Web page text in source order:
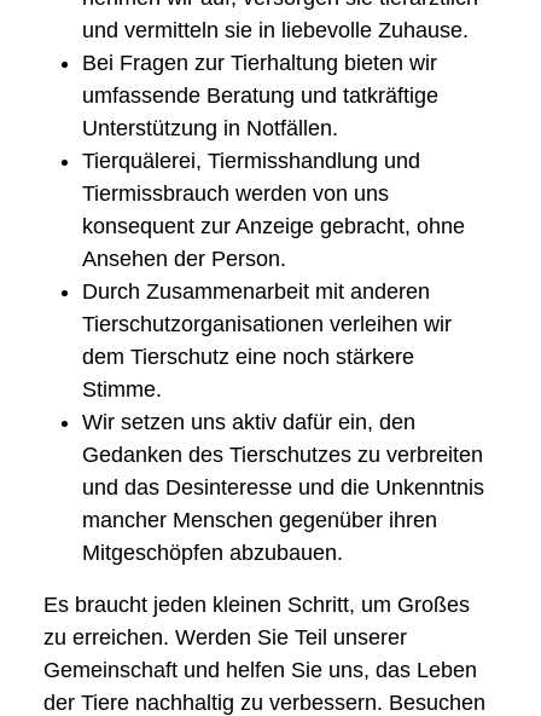
und vermitteln sie in liebevolle Zuhause.
Bei Fragen zur Tierhaltung bieten wir
umfassende Beratung und tatkräftige
Unterstützung in Notfällen.
Tierquälerei, Tiermisshandlung und
Tiermissbrauch werden von uns
konsequent zur Anzeige gebracht, ohne
Ansehen der Person.
Durch Zusammenarbeit mit anderen
Tierschutzorganisationen verleihen wir
dem Tierschutz eine noch stärkere
Stimme.
Wir setzen uns aktiv dafür ein, den
Gedanken des Tierschutzes zu verbreiten
und das Desinteresse und die Unkenntnis
mancher Menschen gegenüber ihren
Mitgeschöpfen abzubauen.
Es braucht jeden kleinen Schritt, um Großes
zu erreichen. Werden Sie Teil unserer
Gemeinschaft und helfen Sie uns, das Leben
der Tiere nachhaltig zu verbessern. Besuchen